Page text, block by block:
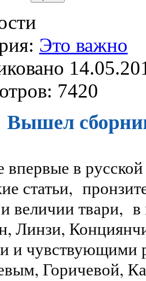
Это важно
7420
Вышел
впервые в
статьи,
величии твари,
Линзи,
и чувствующими
Горичевой,